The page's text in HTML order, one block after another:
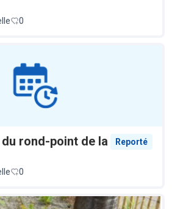
0
rond-point de la
Reporté
0